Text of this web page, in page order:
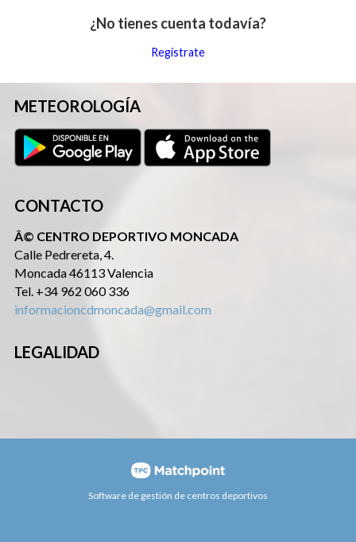
¿No tienes cuenta todavía?
Regístrate
METEOROLOGÍA
CONTACTO
Â© CENTRO DEPORTIVO MONCADA
Calle Pedrereta, 4.
Moncada 46113 Valencia
Tel. +34 962 060 336
informacioncdmoncada@gmail.com
LEGALIDAD
Software de gestión de centros deportivos